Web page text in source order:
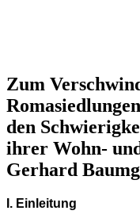
Zum
den
ihrer Wohn-
Gerhard
I. Einleitung